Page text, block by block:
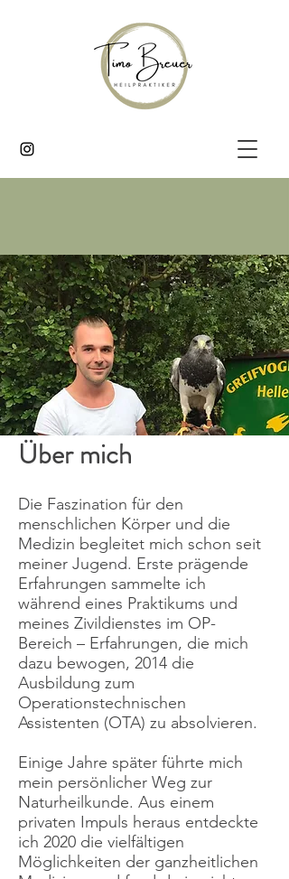
Über mich
Die Faszination für den
menschlichen Körper und die
Medizin begleitet mich schon seit
meiner Jugend. Erste prägende
Erfahrungen sammelte ich
während eines Praktikums und
meines Zivildienstes im OP-
Bereich – Erfahrungen, die mich
dazu bewogen, 2014 die
Ausbildung zum
Operationstechnischen
Assistenten (OTA) zu absolvieren.
Einige Jahre später führte mich
mein persönlicher Weg zur
Naturheilkunde. Aus einem
privaten Impuls heraus entdeckte
ich 2020 die vielfältigen
Möglichkeiten der ganzheitlichen